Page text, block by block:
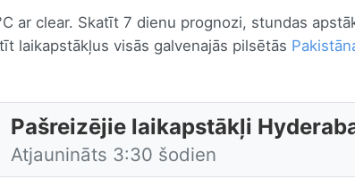
ar clear. Skatīt 7 dienu prognozi, stundas
laikapstākļus visās galvenajās pilsētās
Pašreizējie laikapstākļi
Atjaunināts 3:30 šodien